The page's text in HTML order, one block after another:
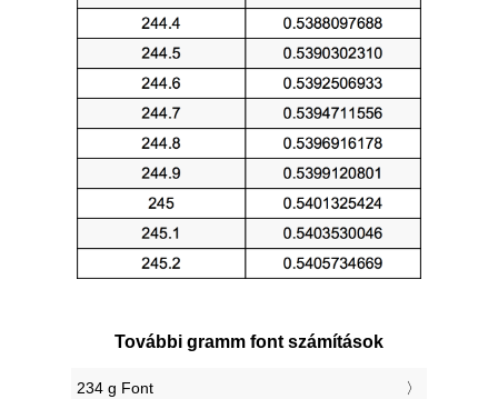
További gramm font számítások
234 g Font